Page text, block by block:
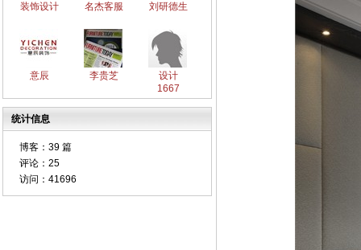
装饰设计 名杰客服 刘研德生
意辰 李贵芝
设计
1667
统计信息
博客： 39 篇
评论： 25
访问： 41696